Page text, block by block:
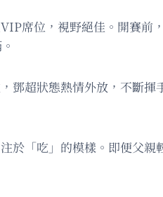
席位，視野絕佳。開賽前
鄧超狀態熱情外放，不斷
於「吃」的模樣。即便父